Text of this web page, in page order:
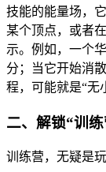
技能的能量场，
某个顶点，或者
示。例如，一个
分；当它开始消
程，可能就是“无
二、解锁“训
训练营，无疑是